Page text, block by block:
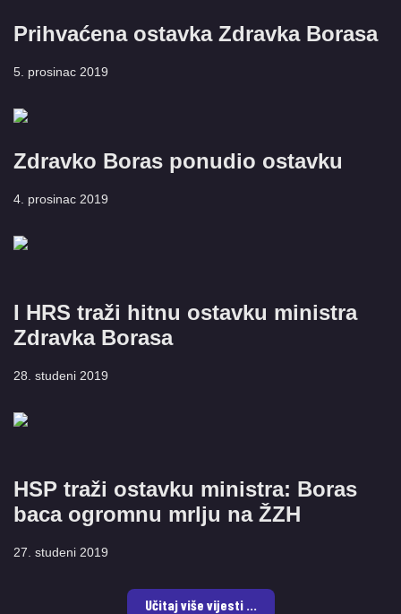
Prihvaćena ostavka Zdravka Borasa
5. prosinac 2019
Zdravko Boras ponudio ostavku
4. prosinac 2019
I HRS traži hitnu ostavku ministra
Zdravka Borasa
28. studeni 2019
HSP traži ostavku ministra: Boras
baca ogromnu mrlju na ŽZH
27. studeni 2019
Učitaj više vijesti ...